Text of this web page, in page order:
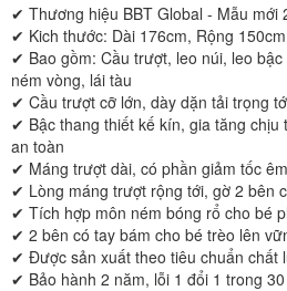
✔ Thương hiệu BBT Global - Mẫu mới
✔ Kich thước: Dài 176cm, Rộng
✔ Bao gồm: Cầu trượt, leo núi, leo
ném vòng, lái tàu
✔ Cầu trượt cỡ lớn, dày dặn tải trọng
✔ Bậc thang thiết kế kín, gia tăng chịu
an toàn
✔ Máng trượt dài, có phần giảm tốc
✔ Lòng máng trượt rộng tới, gờ 2 bên
✔ Tích hợp môn ném bóng rổ cho bé
✔ 2 bên có tay bám cho bé trèo lên
✔ Được sản xuất theo tiêu chuẩn chất
✔ Bảo hành 2 năm, lỗi 1 đổi 1 trong